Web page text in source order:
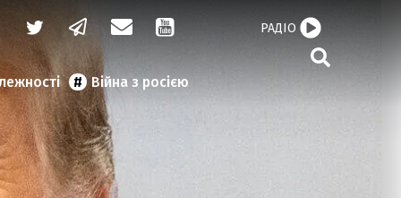
Війна з росією
РАДІО